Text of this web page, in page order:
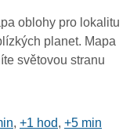
oblohy pro lokalitu
planet. Mapa
světovou stranu
, +1 hod, +5 min